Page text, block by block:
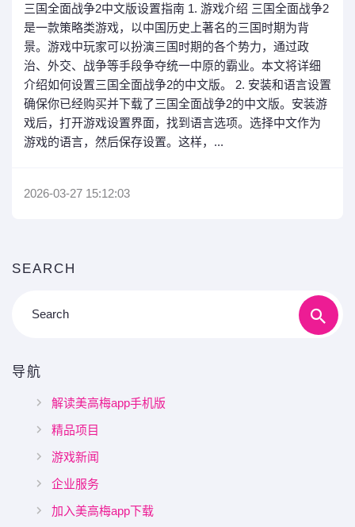
三国全面战争2中文版设置指南 1. 游戏介绍 三国全面战争2
是一款策略类游戏，以中国历史上著名的三国时期为背
景。游戏中玩家可以扮演三国时期的各个势力，通过政
治、外交、战争等手段争夺统一中原的霸业。本文将详细
介绍如何设置三国全面战争2的中文版。 2. 安装和语言设置
确保你已经购买并下载了三国全面战争2的中文版。安装游
戏后，打开游戏设置界面，找到语言选项。选择中文作为
游戏的语言，然后保存设置。这样，...
2026-03-27 15:12:03
SEARCH
Search
导航
解读美高梅app手机版
精品项目
游戏新闻
企业服务
加入美高梅app下载